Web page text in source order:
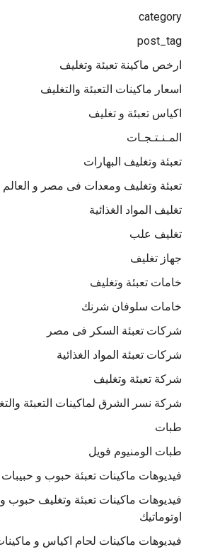
category
post_tag
ارخص ماكينة تعبئة وتغليف
اسعار ماكينات التعبئة والتغليف
اكياس تعبئة و تغليف
المـنـتـجـات
تعبئة وتغليف البهارات
تعبئة وتغليف ومعدات فى مصر و العالم
تغليف المواد الغذائية
تغليف علب
جهاز تغليف
خامات تعبئة وتغليف
خامات سلوفان شرنك
شركات تعبئة السكر فى مصر
شركات تعبئة المواد الغذائية
شركة تعبئة وتغليف
شركة نسر الشرق لماكينات التعبئة
طبات
طبات الومنيوم فويل
فيديوهات ماكينات تعبئة حبوب و حبيبات
فيديوهات ماكينات تعبئة وتغليف حبوب
اوتوماتيك
فيديوهات ماكينات لحام اكياس و